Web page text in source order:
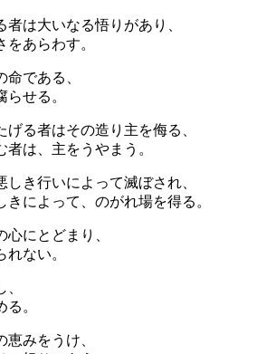
者は大いなる悟りがあり、
あらわす。
である、
らせる。
げる者はその造り主を侮る、
は、主をうやまう。
しき行いによって滅ぼされ、
きによって、のがれ場を得る。
にとどまり、
ない。
。
みをうけ、